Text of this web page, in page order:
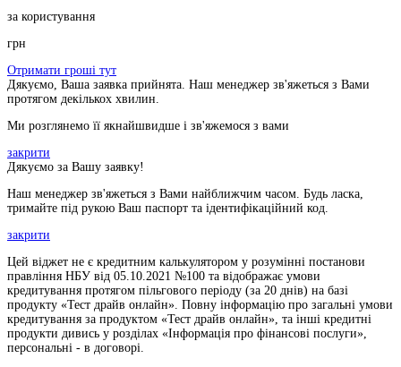
за користування
грн
Отримати гроші тут
Дякуємо, Ваша заявка прийнята. Наш менеджер зв'яжеться з Вами
протягом декількох хвилин.
Ми розглянемо її якнайшвидше і зв'яжемося з вами
закрити
Дякуємо за Вашу заявку!
Наш менеджер зв'яжеться з Вами найближчим часом. Будь ласка,
тримайте під рукою Ваш паспорт та ідентифікаційний код.
закрити
Цей віджет не є кредитним калькулятором у розумінні постанови
правління НБУ від 05.10.2021 №100 та відображає умови
кредитування протягом пільгового періоду (за 20 днів) на базі
продукту «Тест драйв онлайн». Повну інформацію про загальні умови
кредитування за продуктом «Тест драйв онлайн», та інші кредитні
продукти дивись у розділах «Інформація про фінансові послуги»,
персональні - в договорі.